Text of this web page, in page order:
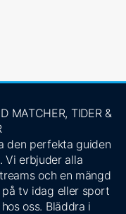
MATCHER, TIDER &
den perfekta guiden
Vi erbjuder alla
och en mängd
tv idag eller sport
oss. Bläddra i